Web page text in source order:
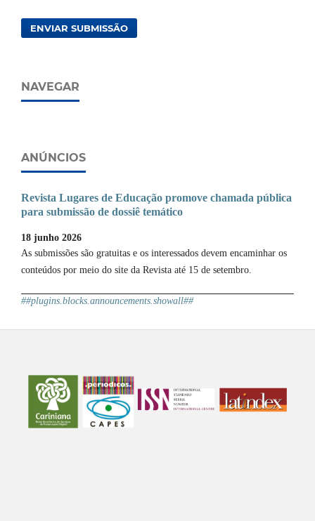
ENVIAR SUBMISSÃO
NAVEGAR
ANÚNCIOS
Revista Lugares de Educação promove chamada pública
para submissão de dossiê temático
18 junho 2026
As submissões são gratuitas e os interessados devem encaminhar os
conteúdos por meio do site da Revista até 15 de setembro.
##plugins.blocks.announcements.showall##